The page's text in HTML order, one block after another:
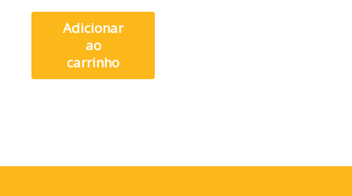
Adicionar
ao
carrinho